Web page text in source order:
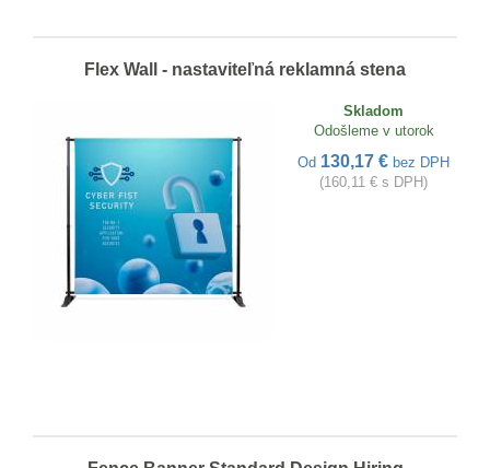
Flex Wall - nastaviteľná reklamná stena
Skladom
Odošleme v utorok
Od 130,17 € bez DPH
(160,11 € s DPH)